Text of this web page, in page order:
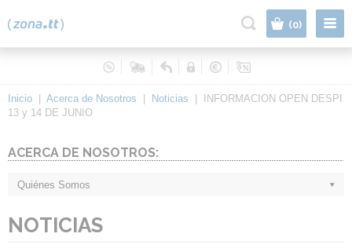
(0)
Inicio Acerca de Nosotros Noticias
INFORMACION OPEN DESPI
13 y 14 DE JUNIO
ACERCA DE NOSOTROS:
Quiénes Somos
NOTICIAS